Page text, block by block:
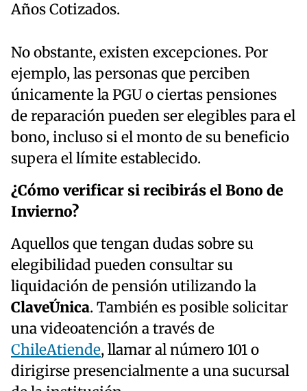
Años Cotizados.
No obstante, existen excepciones. Por
ejemplo, las personas que perciben
únicamente la PGU o ciertas pensiones
de reparación pueden ser elegibles para el
bono, incluso si el monto de su beneficio
supera el límite establecido.
¿Cómo verificar si recibirás el Bono de
Invierno?
Aquellos que tengan dudas sobre su
elegibilidad pueden consultar su
liquidación de pensión utilizando la
ClaveÚnica. También es posible solicitar
una videoatención a través de
ChileAtiende, llamar al número 101 o
dirigirse presencialmente a una sucursal